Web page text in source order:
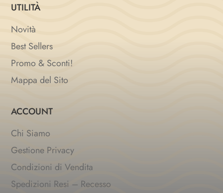
UTILITÀ
Novità
Best Sellers
Promo & Sconti!
Mappa del Sito
ACCOUNT
Chi Siamo
Gestione Privacy
Condizioni di Vendita
Spedizioni Resi – Recesso